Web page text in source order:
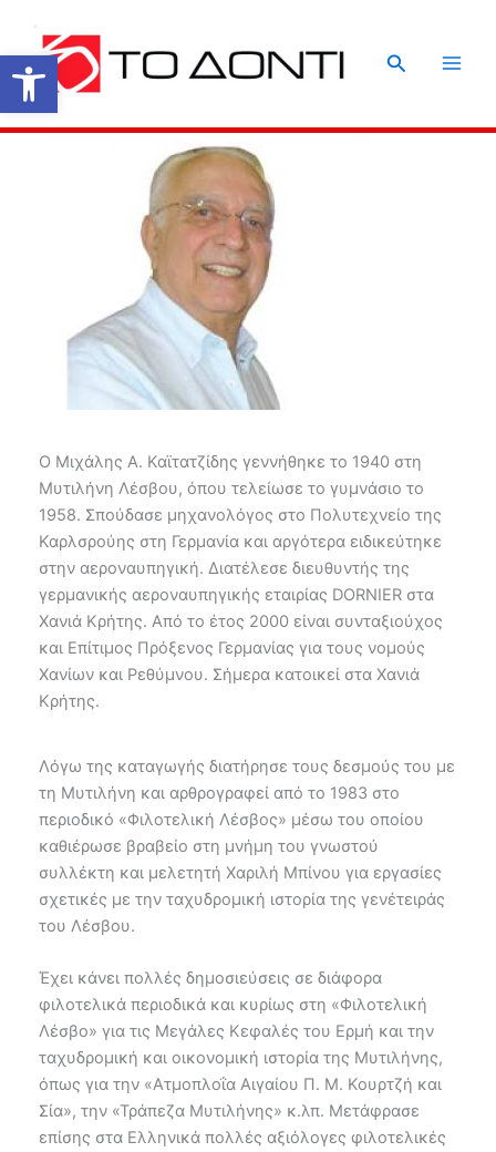
Ανοίξτε τη γραμμή εργαλείων
περιεχόμενο
Αναζήτηση
Ο Μιχάλης Α. Καϊτατζίδης γεννήθηκε το 1940 στη
Μυτιλήνη Λέσβου, όπου τελείωσε το γυμνάσιο το
1958. Σπούδασε μηχανολόγος στο Πολυτεχνείο της
Καρλσρούης στη Γερμανία και αργότερα ειδικεύτηκε
στην αεροναυπηγική. Διατέλεσε διευθυντής της
γερμανικής αεροναυπηγικής εταιρίας DORNIER στα
Χανιά Κρήτης. Από το έτος 2000 είναι συνταξιούχος
και Επίτιμος Πρόξενος Γερμανίας για τους νομούς
Χανίων και Ρεθύμνου. Σήμερα κατοικεί στα Χανιά
Κρήτης.
Λόγω της καταγωγής διατήρησε τους δεσμούς του με
τη Μυτιλήνη και αρθρογραφεί από το 1983 στο
περιοδικό «Φιλοτελική Λέσβος» μέσω του οποίου
καθιέρωσε βραβείο στη μνήμη του γνωστού
συλλέκτη και μελετητή Χαριλή Μπίνου για εργασίες
σχετικές με την ταχυδρομική ιστορία της γενέτειράς
του Λέσβου.
Έχει κάνει πολλές δημοσιεύσεις σε διάφορα
φιλοτελικά περιοδικά και κυρίως στη «Φιλοτελική
Λέσβο» για τις Μεγάλες Κεφαλές του Ερμή και την
ταχυδρομική και οικονομική ιστορία της Μυτιλήνης,
όπως για την «Ατμοπλοΐα Αιγαίου Π. Μ. Κουρτζή και
Σία», την «Τράπεζα Μυτιλήνης» κ.λπ. Μετάφρασε
επίσης στα Ελληνικά πολλές αξιόλογες φιλοτελικές